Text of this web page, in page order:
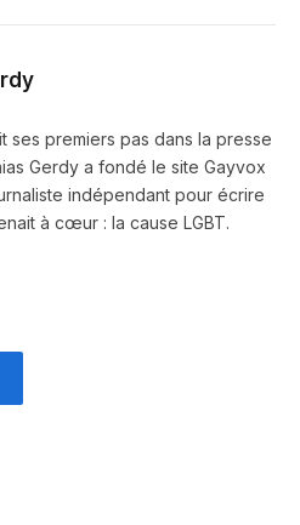
ses premiers pas dans la presse
Gerdy a fondé le site Gayvox
indépendant pour écrire
à cœur : la cause LGBT.